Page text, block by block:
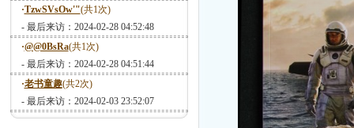
·TzwSVsOw'"(共1次)
- 最后来访：2024-02-28 04:52:48
·@@0BsRa(共1次)
- 最后来访：2024-02-28 04:51:44
·老书童趣(共2次)
- 最后来访：2024-02-03 23:52:07